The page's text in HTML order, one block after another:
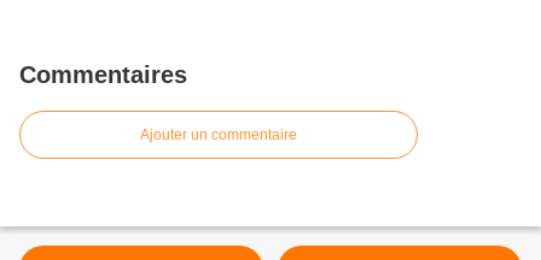
Commentaires
Ajouter un commentaire